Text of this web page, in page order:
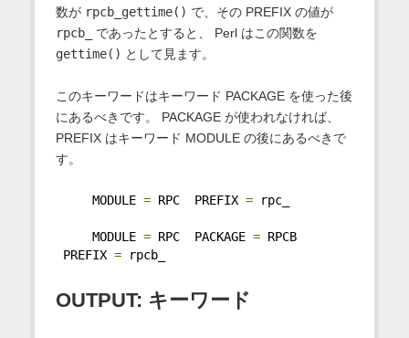
数が rpcb_gettime() で、その PREFIX の値が
rpcb_
であったとすると、 Perl はこの関数を
gettime() として見ます。
このキーワードはキーワード PACKAGE を使った後
にあるべきです。 PACKAGE が使われなければ、
PREFIX はキーワード MODULE の後にあるべきで
す。
MODULE = RPC  PREFIX = rpc_
MODULE = RPC  PACKAGE = RPCB
PREFIX = rpcb_
OUTPUT: キーワード